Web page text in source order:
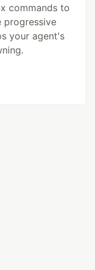
commands to
progressive
your agent's